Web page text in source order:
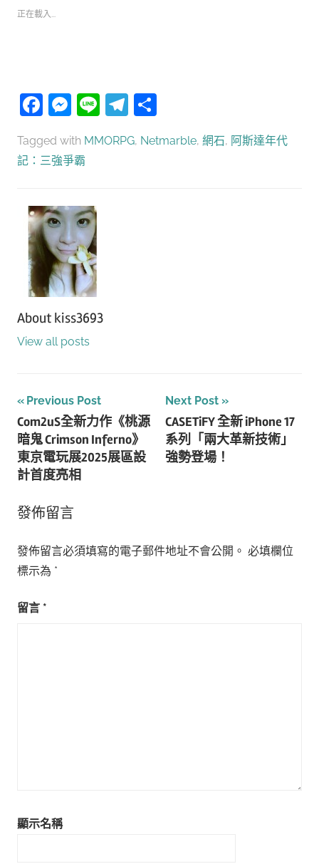
正在載入...
Facebook
Messenger
LineTelegram
Tagged with MMORPG, Netmarble, 網石, 阿斯達年代
記：三強爭霸
About kiss3693
View all posts
文
章
導
覽
Previous Post
Com2uS全新力作《桃源
暗鬼 Crimson Inferno》
東京電玩展2025展區設
計首度亮相
Next Post
CASETiFY 全新 iPhone 17
系列「兩大革新技術」
強勢登場！
發佈留言
發佈留言必須填寫的電子郵件地址不會公開。 必填欄位
標示為 *
留言 *
顯示名稱